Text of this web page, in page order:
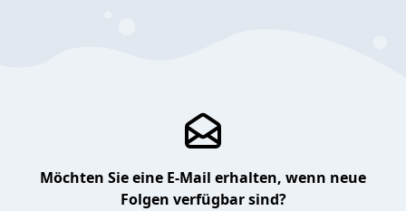
Möchten Sie eine E-Mail erhalten, wenn neue
Folgen verfügbar sind?